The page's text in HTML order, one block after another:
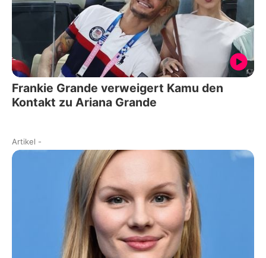
Frankie Grande verweigert Kamu den
Kontakt zu Ariana Grande
Artikel -